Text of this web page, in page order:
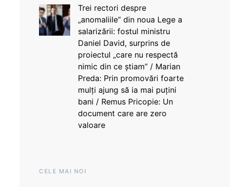
Trei rectori despre
„anomaliile” din noua Lege a
salarizării: fostul ministru
Daniel David, surprins de
proiectul „care nu respectă
nimic din ce știam” / Marian
Preda: Prin promovări foarte
mulți ajung să ia mai puțini
bani / Remus Pricopie: Un
document care are zero
valoare
CELE MAI NOI